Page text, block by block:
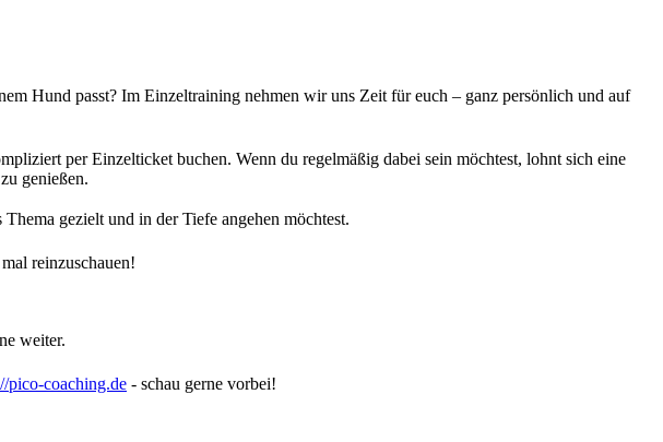
Hund passt? Im Einzeltraining nehmen wir uns Zeit für euch – ganz persönlich und auf
per Einzelticket buchen. Wenn du regelmäßig dabei sein möchtest, lohnt sich eine
genießen.
gezielt und in der Tiefe angehen möchtest.
reinzuschauen!
weiter.
pico-coaching.de - schau gerne vorbei!